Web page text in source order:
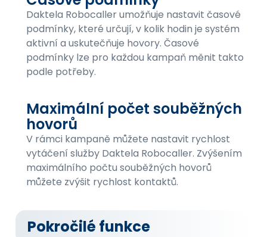
Daktela Robocaller umožňuje nastavit časové
podmínky, které určují, v kolik hodin je systém
aktivní a uskutečňuje hovory. Časové
podmínky lze pro každou kampaň měnit takto
podle potřeby.
Maximální počet souběžných
hovorů
V rámci kampaně můžete nastavit rychlost
vytáčení služby Daktela Robocaller. Zvýšením
maximálního počtu souběžných hovorů
můžete zvýšit rychlost kontaktů.
Pokročilé funkce